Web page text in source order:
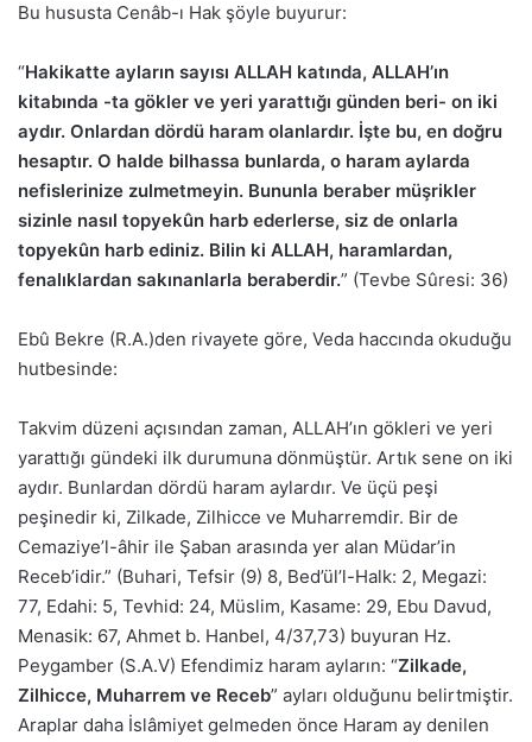
Bu hususta Cenâb-ı Hak şöyle buyurur:
“Hakikatte ayların sayısı ALLAH katında, ALLAH’ın
kitabında -ta gökler ve yeri yarattığı günden beri- on iki
aydır. Onlardan dördü haram olanlardır. İşte bu, en doğru
hesaptır. O halde bilhassa bunlarda, o haram aylarda
nefislerinize zulmetmeyin. Bununla beraber müşrikler
sizinle nasıl topyekûn harb ederlerse, siz de onlarla
topyekûn harb ediniz. Bilin ki ALLAH, haramlardan,
fenalıklardan sakınanlarla beraberdir.” (Tevbe Sûresi: 36)
Ebû Bekre (R.A.)den rivayete göre, Veda haccında okuduğu
hutbesinde:
Takvim düzeni açısından zaman, ALLAH’ın gökleri ve yeri
yarattığı gündeki ilk durumuna dönmüştür. Artık sene on iki
aydır. Bunlardan dördü haram aylardır. Ve üçü peşi
peşinedir ki, Zilkade, Zilhicce ve Muharremdir. Bir de
Cemaziye’l-âhir ile Şaban arasında yer alan Müdar’in
Receb’idir.” (Buhari, Tefsir (9) 8, Bed’ül’l-Halk: 2, Megazi:
77, Edahi: 5, Tevhid: 24, Müslim, Kasame: 29, Ebu Davud,
Menasik: 67, Ahmet b. Hanbel, 4/37,73) buyuran Hz.
Peygamber (S.A.V) Efendimiz haram ayların: “Zilkade,
Zilhicce, Muharrem ve Receb” ayları olduğunu belirtmiştir.
Araplar daha İslâmiyet gelmeden önce Haram ay denilen